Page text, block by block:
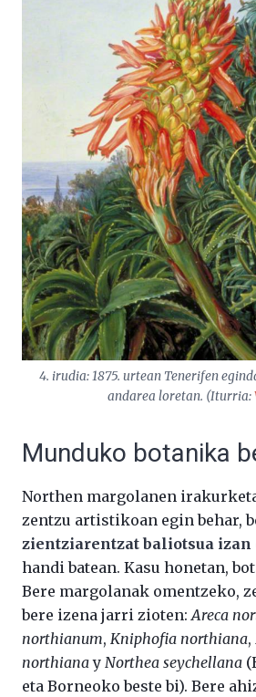
4. irudia: 1875. urtean Tenerifen
andarea loretan. (Iturria:
Munduko botanika
Northen margolanen
zentzu artistikoan egin behar,
zientziarentzat baliotsua izan
handi batean. Kasu honetan,
Bere margolanak omentzeko,
bere izena jarri zioten:Areca
northianum, Kniphofia northiana,
northianay Northea seychellana
eta Borneoko beste bi). Bere